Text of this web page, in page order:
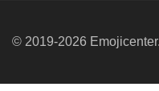
© 2019-2026